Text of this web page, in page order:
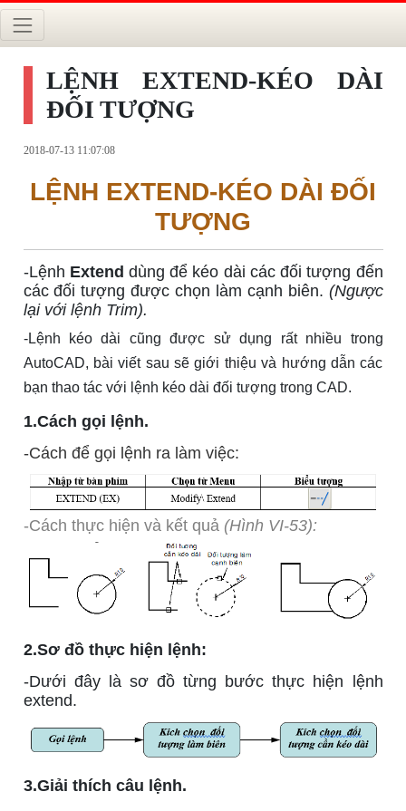
LỆNH EXTEND-KÉO DÀI
ĐỐI TƯỢNG
2018-07-13 11:07:08
LỆNH EXTEND-KÉO DÀI ĐỐI
TƯỢNG
-Lệnh Extend dùng để kéo dài các đối tượng đến
các đối tượng được chọn làm cạnh biên. (Ngược
lại với lệnh Trim).
-Lệnh kéo dài cũng được sử dụng rất nhiều trong
AutoCAD, bài viết sau sẽ giới thiệu và hướng dẫn các
bạn thao tác với lệnh kéo dài đối tượng trong CAD.
1.Cách gọi lệnh.
-Cách để gọi lệnh ra làm việc:
-Cách thực hiện và kết quả (Hình VI-53):
2.Sơ đồ thực hiện lệnh:
-Dưới đây là sơ đồ từng bước thực hiện lệnh
extend.
3.Giải thích câu lệnh.